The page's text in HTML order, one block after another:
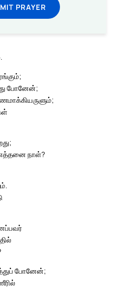
PRAYER
போனேன்;
நாள்?
போனேன்;